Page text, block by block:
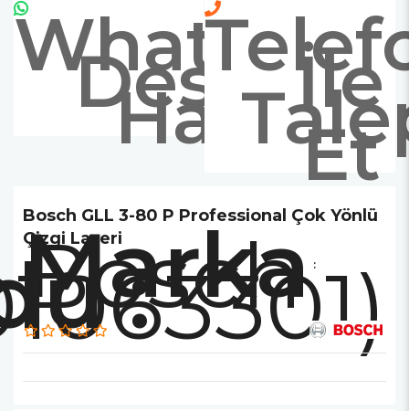
Whatsapp
Destek
Hattıİle
Et
Bosch GLL 3-80 P Professional Çok Yönlü
Çizgi Lazeri
Marka :
Bosch